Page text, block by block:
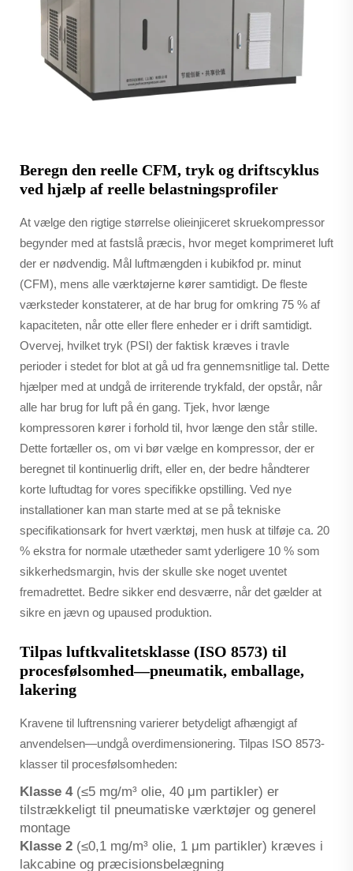
Beregn den reelle CFM, tryk og driftscyklus
ved hjælp af reelle belastningsprofiler
At vælge den rigtige størrelse olieinjiceret skruekompressor
begynder med at fastslå præcis, hvor meget komprimeret luft
der er nødvendig. Mål luftmængden i kubikfod pr. minut
(CFM), mens alle værktøjerne kører samtidigt. De fleste
værksteder konstaterer, at de har brug for omkring 75 % af
kapaciteten, når otte eller flere enheder er i drift samtidigt.
Overvej, hvilket tryk (PSI) der faktisk kræves i travle
perioder i stedet for blot at gå ud fra gennemsnitlige tal. Dette
hjælper med at undgå de irriterende trykfald, der opstår, når
alle har brug for luft på én gang. Tjek, hvor længe
kompressoren kører i forhold til, hvor længe den står stille.
Dette fortæller os, om vi bør vælge en kompressor, der er
beregnet til kontinuerlig drift, eller en, der bedre håndterer
korte luftudtag for vores specifikke opstilling. Ved nye
installationer kan man starte med at se på tekniske
specifikationsark for hvert værktøj, men husk at tilføje ca. 20
% ekstra for normale utætheder samt yderligere 10 % som
sikkerhedsmargin, hvis der skulle ske noget uventet
fremadrettet. Bedre sikker end desværre, når det gælder at
sikre en jævn og upaused produktion.
Tilpas luftkvalitetsklasse (ISO 8573) til
procesfølsomhed—pneumatik, emballage,
lakering
Kravene til luftrensning varierer betydeligt afhængigt af
anvendelsen—undgå overdimensionering. Tilpas ISO 8573-
klasser til procesfølsomheden:
Klasse 4 (≤5 mg/m³ olie, 40 μm partikler) er
tilstrækkeligt til pneumatiske værktøjer og generel
montage
Klasse 2 (≤0,1 mg/m³ olie, 1 μm partikler) kræves i
lakcabine og præcisionsbelægning